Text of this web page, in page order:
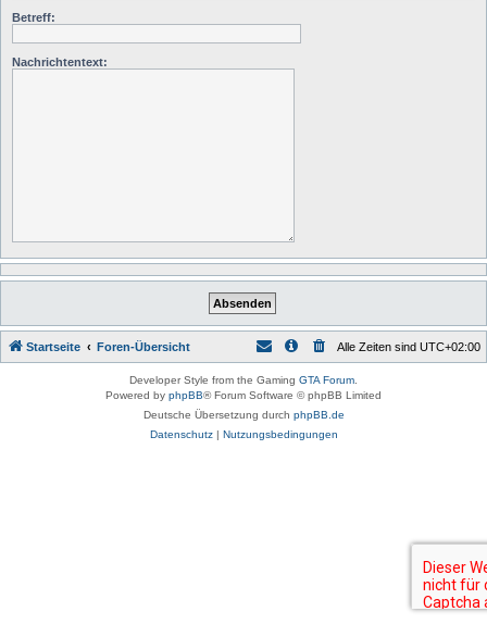
Betreff:
Nachrichtentext:
Startseite Foren-Übersicht Alle Zeiten sind UTC+02:00
Developer Style from the Gaming GTA Forum
Powered by phpBB® Forum Software © phpBB Limited
Deutsche Übersetzung durch phpBB.de
Datenschutz| Nutzungsbedingungen